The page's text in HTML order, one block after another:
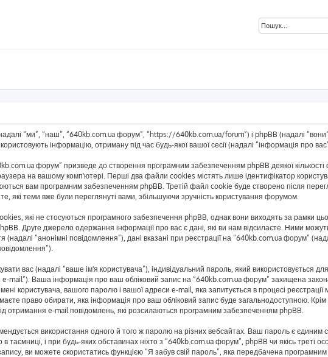
“ми”, “наш”, “640kb.com.ua форум”, “https://640kb.com.ua/forum”) і phpBB (надалі “вони”,
інформацію, отриману під час будь-якої вашої сесії (надалі “інформація про
форум” призведе до створення програмним забезпеченням phpBB деякої
на вашому комп'ютері. Перші два файли cookies містять лише ідентифікатор
вам програмним забезпеченням phpBB. Третій файл cookie буде створено після
які теми вже були переглянуті вами, збільшуючи зручність користування форумом.
які не стосуються програмного забезпечення phpBB, однак вони виходять за рамки
Друге джерело одержання інформації про вас є дані, які ви нам відсилаєте. Ними
“анонімні повідомлення”), дані вказані при реєстрації на “640kb.com.ua форум”
вас (надалі “ваше ім'я користувача”), індивідуальний пароль, який використовується
mail”). Ваша інформація про ваш обліковий запис на “640kb.com.ua форум” захищена
користувача, вашого паролю і вашої адреси e-mail, яка запитується в процесі
право обирати, яка інформація про ваш обліковий запис буде загальнодоступною.
отримання e-mail повідомлень, які розсилаються програмним забезпеченням phpBB.
використання одного й того ж паролю на різних вебсайтах. Ваш пароль є єдиним
таємниці, і при будь-яких обставинах ніхто з “640kb.com.ua форум”, phpBB чи якісь треті
ви можете скористатись функцією “Я забув свій пароль”, яка передбачена